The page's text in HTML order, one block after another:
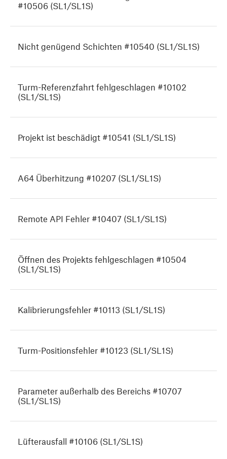
#10506 (SL1/SL1S)
Nicht genügend Schichten #10540 (SL1/SL1S)
Turm-Referenzfahrt fehlgeschlagen #10102
(SL1/SL1S)
Projekt ist beschädigt #10541 (SL1/SL1S)
A64 Überhitzung #10207 (SL1/SL1S)
Remote API Fehler #10407 (SL1/SL1S)
Öffnen des Projekts fehlgeschlagen #10504
(SL1/SL1S)
Kalibrierungsfehler #10113 (SL1/SL1S)
Turm-Positionsfehler #10123 (SL1/SL1S)
Parameter außerhalb des Bereichs #10707
(SL1/SL1S)
Lüfterausfall #10106 (SL1/SL1S)